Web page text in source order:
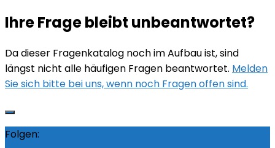
Ihre Frage bleibt unbeantwortet?
Da dieser Fragenkatalog noch im Aufbau ist, sind
längst nicht alle häufigen Fragen beantwortet. Melden
Sie sich bitte bei uns, wenn noch Fragen offen sind.
Folgen: